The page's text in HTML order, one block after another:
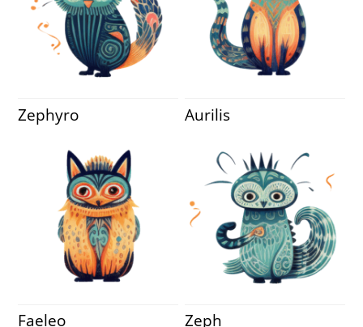
Zephyro Aurilis
Faeleo Zeph